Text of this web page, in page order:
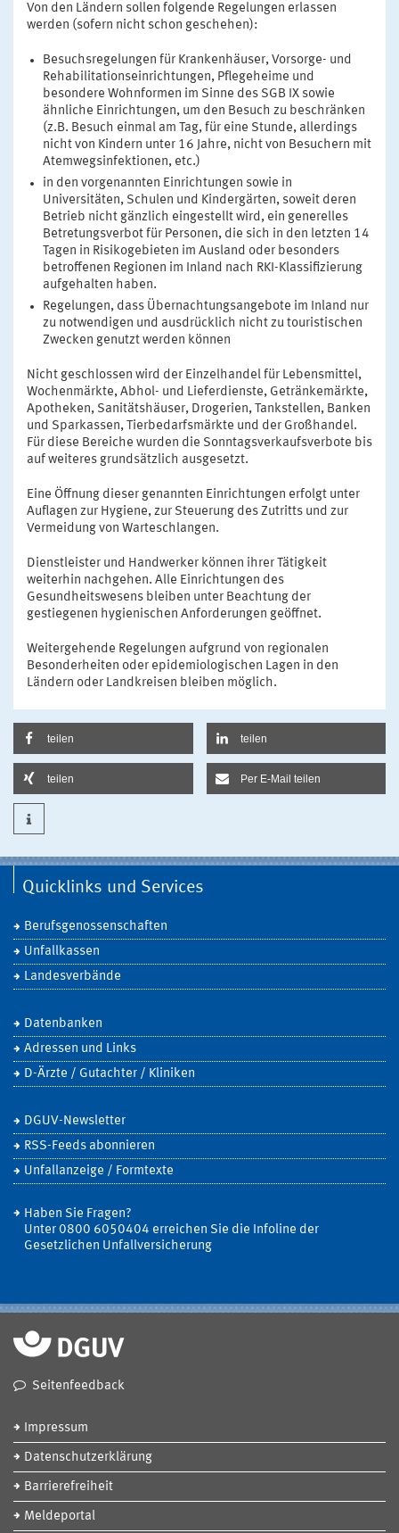
Von den Ländern sollen folgende Regelungen erlassen
werden (sofern nicht schon geschehen):
Besuchsregelungen für Krankenhäuser, Vorsorge- und
Rehabilitationseinrichtungen, Pflegeheime und
besondere Wohnformen im Sinne des SGB IX sowie
ähnliche Einrichtungen, um den Besuch zu beschränken
(z.B. Besuch einmal am Tag, für eine Stunde, allerdings
nicht von Kindern unter 16 Jahre, nicht von Besuchern mit
Atemwegsinfektionen, etc.)
in den vorgenannten Einrichtungen sowie in
Universitäten, Schulen und Kindergärten, soweit deren
Betrieb nicht gänzlich eingestellt wird, ein generelles
Betretungsverbot für Personen, die sich in den letzten 14
Tagen in Risikogebieten im Ausland oder besonders
betroffenen Regionen im Inland nach RKI-Klassifizierung
aufgehalten haben.
Regelungen, dass Übernachtungsangebote im Inland nur
zu notwendigen und ausdrücklich nicht zu touristischen
Zwecken genutzt werden können
Nicht geschlossen wird der Einzelhandel für Lebensmittel,
Wochenmärkte, Abhol- und Lieferdienste, Getränkemärkte,
Apotheken, Sanitätshäuser, Drogerien, Tankstellen, Banken
und Sparkassen, Tierbedarfsmärkte und der Großhandel.
Für diese Bereiche wurden die Sonntagsverkaufsverbote bis
auf weiteres grundsätzlich ausgesetzt.
Eine Öffnung dieser genannten Einrichtungen erfolgt unter
Auflagen zur Hygiene, zur Steuerung des Zutritts und zur
Vermeidung von Warteschlangen.
Dienstleister und Handwerker können ihrer Tätigkeit
weiterhin nachgehen. Alle Einrichtungen des
Gesundheitswesens bleiben unter Beachtung der
gestiegenen hygienischen Anforderungen geöffnet.
Weitergehende Regelungen aufgrund von regionalen
Besonderheiten oder epidemiologischen Lagen in den
Ländern oder Landkreisen bleiben möglich.
teilen teilen
teilen Per E-Mail teilen
Quicklinks und Services
Berufsgenossenschaften
Unfallkassen
Landesverbände
Datenbanken
Adressen und Links
D-Ärzte / Gutachter / Kliniken
DGUV-Newsletter
RSS-Feeds abonnieren
Unfallanzeige / Formtexte
Haben Sie Fragen?
Unter 0800 6050404 erreichen Sie die Infoline der
Gesetzlichen Unfallversicherung
Seitenfeedback
Impressum
Datenschutzerklärung
Barrierefreiheit
Meldeportal